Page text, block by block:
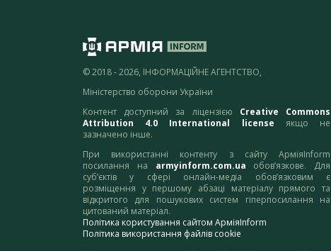
© 2018 - 2026, ІНФОРМАЦІЙНЕ АГЕНТСТВО,
Міністерство оборони України
Контент доступний за ліцензією Creative Commons
Attribution 4.0 International license якщо не
зазначено інше.
При використанні контенту з сайту АрміяInform
посилання на armyinform.com.ua обов’язкове. Для
суб’єктів у сфері онлайн-медіа обов’язковим є
розміщення у першому абзаці матеріалу прямого та
відкритого для пошукових систем гіперпосилання на
цитований матеріал.
Політика користування сайтом АрміяInform
Політика використання файлів cookie